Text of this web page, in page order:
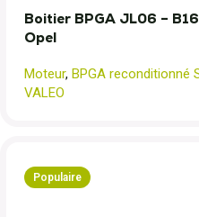
Boitier BPGA JL06 –
Opel
Moteur, BPGA reconditionné
VALEO
Populaire